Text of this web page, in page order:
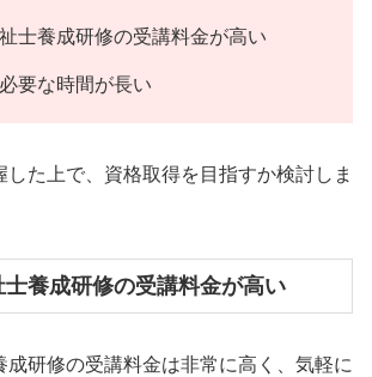
士養成研修の受講料金が高い
要な時間が長い
した上で、資格取得を目指すか検討しま
養成研修の受講料金が高い
成研修の受講料金は非常に高く、気軽に